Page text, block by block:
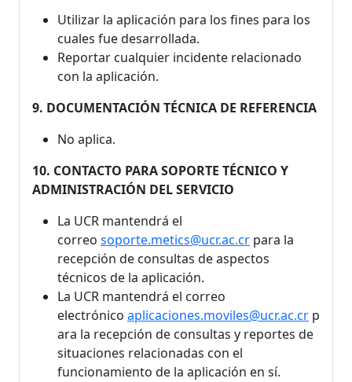
Utilizar la aplicación para los fines para los
cuales fue desarrollada.
Reportar cualquier incidente relacionado
con la aplicación.
9. DOCUMENTACIÓN TÉCNICA DE REFERENCIA
No aplica.
10. CONTACTO PARA SOPORTE TÉCNICO Y
ADMINISTRACIÓN DEL SERVICIO
La UCR mantendrá el
correo soporte.metics@ucr.ac.cr para la
recepción de consultas de aspectos
técnicos de la aplicación.
La UCR mantendrá el correo
electrónico aplicaciones.moviles@ucr.ac.cr p
ara la recepción de consultas y reportes de
situaciones relacionadas con el
funcionamiento de la aplicación en sí.